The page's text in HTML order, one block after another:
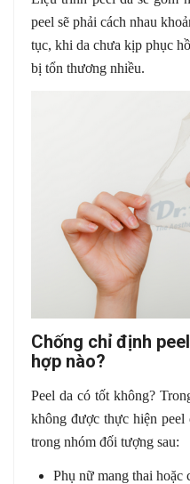
peel sẽ phải cách nhau
tục, khi da chưa kịp phục
bị tổn thương nhiều.
Chống chỉ định
hợp nào?
Peel da có tốt không?
không được thực hiện peel
trong nhóm đối tượng sau:
Phụ nữ mang thai hoặc